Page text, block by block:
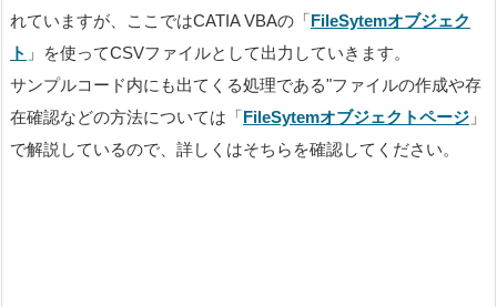
れていますが、ここではCATIA VBAの「FileSytemオブジェク
ト 」を使ってCSVファイルとして出力していきます。
サンプルコード内にも出てくる処理である"ファイルの作成や存
在確認などの方法については「FileSytemオブジェクトページ 」
で解説しているので、詳しくはそちらを確認してください。